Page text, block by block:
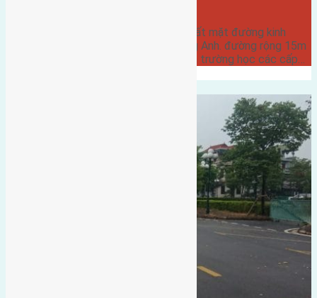
Chính chủ cần bán 80m2(5x16) đất mặt đường kinh
doanh đấu giá xã Thuỵ Lâm, Đông Anh. đường rộng 15m
vỉa hè 5m hướng Đông Nam cách trường học các cấp…